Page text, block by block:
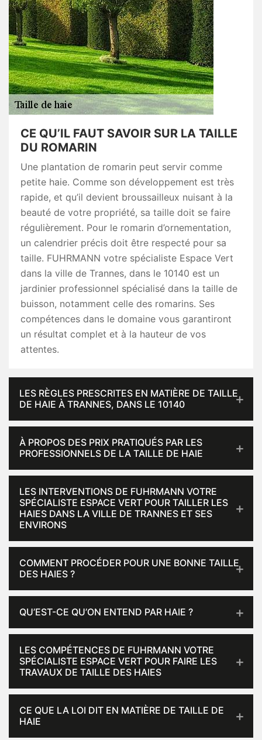
CE QU’IL FAUT SAVOIR SUR LA TAILLE
DU ROMARIN
Une plantation de romarin peut servir comme
petite haie. Comme son développement est très
rapide, et qu’il devient broussailleux nuisant à la
beauté de votre propriété, sa taille doit se faire
régulièrement. Pour le romarin d’ornementation,
un calendrier précis doit être respecté pour sa
taille. FUHRMANN votre spécialiste Espace Vert
dans la ville de Trannes, dans le 10140 est un
jardinier professionnel spécialisé dans la taille de
buisson, notamment celle des romarins. Ses
compétences dans le domaine vous garantiront
un résultat complet et à la hauteur de vos
attentes.
LES RÈGLES PRESCRITES EN MATIÈRE DE TAILLE
DE HAIE À TRANNES, DANS LE 10140
À PROPOS DES PRIX PRATIQUÉS PAR LES
PROFESSIONNELS DE LA TAILLE DE HAIE
LES INTERVENTIONS DE FUHRMANN VOTRE
SPÉCIALISTE ESPACE VERT POUR TAILLER LES
HAIES DANS LA VILLE DE TRANNES ET SES
ENVIRONS
COMMENT PROCÉDER POUR UNE BONNE TAILLE
DES HAIES ?
QU’EST-CE QU’ON ENTEND PAR HAIE ?
LES COMPÉTENCES DE FUHRMANN VOTRE
SPÉCIALISTE ESPACE VERT POUR FAIRE LES
TRAVAUX DE TAILLE DES HAIES
CE QUE LA LOI DIT EN MATIÈRE DE TAILLE DE
HAIE